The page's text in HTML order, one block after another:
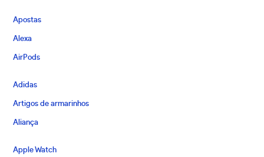
Apostas
Alexa
AirPods
Adidas
Artigos de armarinhos
Aliança
Apple Watch